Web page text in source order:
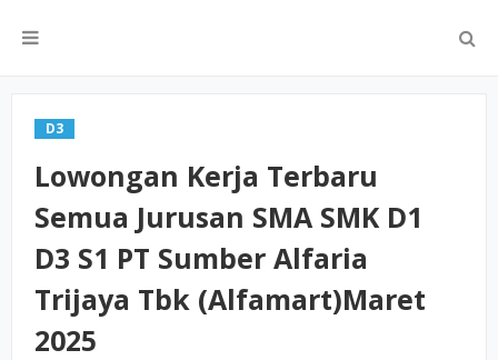
D3
Lowongan Kerja Terbaru
Semua Jurusan SMA SMK D1
D3 S1 PT Sumber Alfaria
Trijaya Tbk (Alfamart)Maret
2025